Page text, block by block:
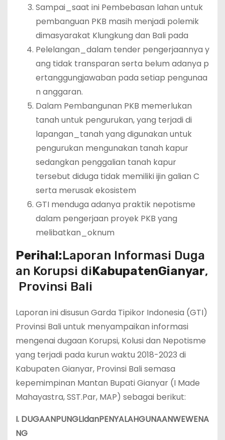
Sampai_saat ini Pembebasan lahan untuk
pembanguan PKB masih menjadi polemik
dimasyarakat Klungkung dan Bali pada
Pelelangan_dalam tender pengerjaannya y
ang tidak transparan serta belum adanya p
ertanggungjawaban pada setiap pengunaa
n anggaran.
Dalam Pembangunan PKB memerlukan
tanah untuk pengurukan, yang terjadi di
lapangan_tanah yang digunakan untuk
pengurukan mengunakan tanah kapur
sedangkan penggalian tanah kapur
tersebut diduga tidak memiliki ijin galian C
serta merusak ekosistem
GTI menduga adanya praktik nepotisme
dalam pengerjaan proyek PKB yang
melibatkan_oknum
Perihal:Laporan Informasi Duga
an Korupsi diKabupatenGianyar,
Provinsi Bali
Laporan ini disusun Garda Tipikor Indonesia (GTI)
Provinsi Bali untuk menyampaikan informasi
mengenai dugaan Korupsi, Kolusi dan Nepotisme
yang terjadi pada kurun waktu 2018-2023 di
Kabupaten Gianyar, Provinsi Bali semasa
kepemimpinan Mantan Bupati Gianyar (I Made
Mahayastra, SST.Par, MAP) sebagai berikut:
I. DUGAANPUNGLIdanPENYALAHGUNAANWEWENA
NG